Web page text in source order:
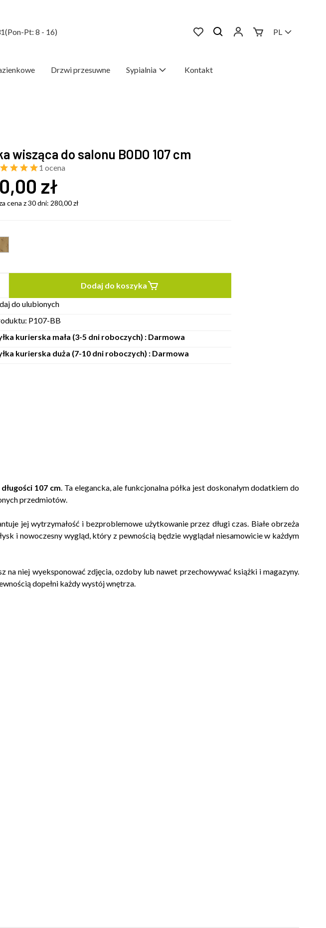
(Pon-Pt: 8 - 16) PL
Drzwi przesuwne Sypialnia Kontakt
wisząca do salonu BODO 107 cm
1 ocena
zł
cena z 30 dni: 280,00zł
Dodaj do koszyka
do ulubionych
P107-BB
kurierska mała (3-5 dni roboczych) : Darmowa
kurierska duża (7-10 dni roboczych) : Darmowa
107 cm. Ta elegancka, ale funkcjonalna półka jest doskonałym dodatkiem do
przedmiotów.
jej wytrzymałość i bezproblemowe użytkowanie przez długi czas. Białe obrzeża
i nowoczesny wygląd, który z pewnością będzie wyglądał niesamowicie w każdym
niej wyeksponować zdjęcia, ozdoby lub nawet przechowywać książki i magazyny.
dopełni każdy wystój wnętrza.